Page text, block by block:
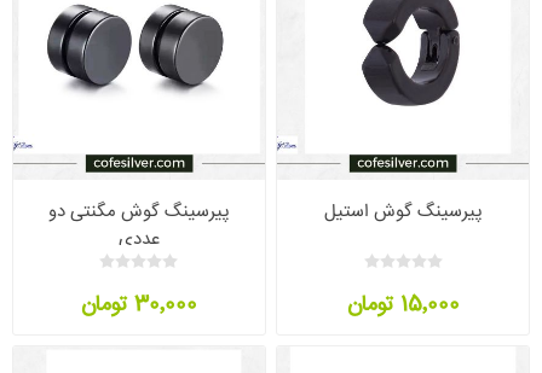
پیرسینگ گوش استیل
15٬000 تومان
پیرسینگ گوش مگنتی دو
عددی
30٬000 تومان